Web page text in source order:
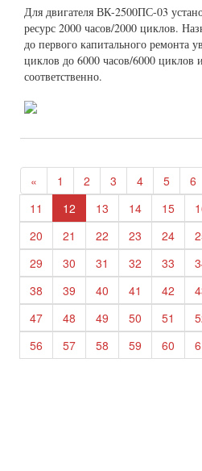
Для двигателя ВК-2500ПС-03
ресурс 2000 часов/2000 циклов.
до первого капитального ремонта
циклов до 6000 часов/6000 циклов
соответственно.
« 1 2 3 4 5 6
11
12 13 14 15
20
21 22 23 24
29
30 31 32 33
38
39 40 41 42
47
48 49 50 51
56
57 58 59 60